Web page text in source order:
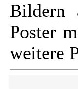
Bildern
Poster
weitere